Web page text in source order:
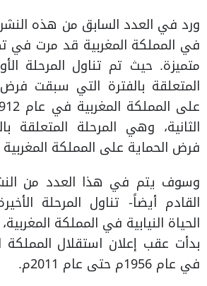
ورد في العدد السابق من هذه النشرة
في المملكة المغربية قد مرت في
متميزة. حيث تم تناول المرحلة
المتعلقة بالفترة التي سبقت فرض
الثانية، وهي المرحلة المتعلقة
فرض الحماية على المملكة المغربية حتى
وسوف يتم في هذا العدد من
القادم أيضاً- تناول المرحلة
الحياة النيابية في المملكة
بدأت عقب إعلان استقلال المملكة
في عام 1956م حتى عام 2011م.